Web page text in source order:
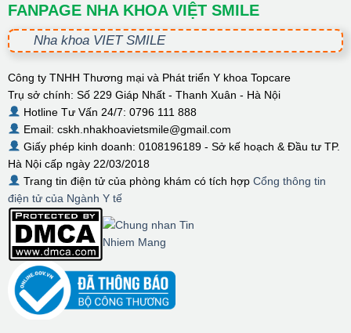
FANPAGE NHA KHOA VIỆT SMILE
Nha khoa VIET SMILE
Công ty TNHH Thương mại và Phát triển Y khoa Topcare
Trụ sở chính: Số 229 Giáp Nhất - Thanh Xuân - Hà Nội
Hotline Tư Vấn 24/7: 0796 111 888
Email: cskh.nhakhoavietsmile@gmail.com
Giấy phép kinh doanh: 0108196189 - Sở kế hoạch & Đầu tư TP.
Hà Nội cấp ngày 22/03/2018
Trang tin điện tử của phòng khám có tích hợp Cổng thông tin
điện tử của Ngành Y tế